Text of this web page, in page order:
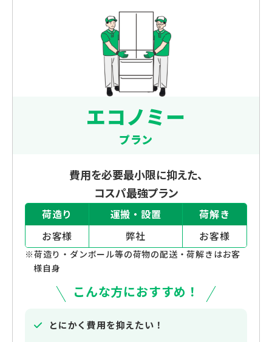
エコノミー
プラン
費用を必要最小限に抑えた、
コスパ最強プラン
荷造り 運搬・設置
荷解き
お客様
弊社 お客様
※荷造り・ダンボール等の荷物の配送・荷解きはお客
様自身
こんな方におすすめ！
とにかく費用を抑えたい！